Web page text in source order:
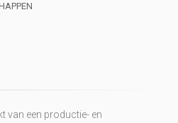
van een productie- en